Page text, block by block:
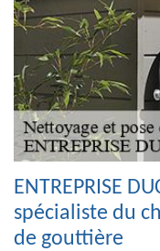
ENTREPRISE
spécialiste du
de gouttière